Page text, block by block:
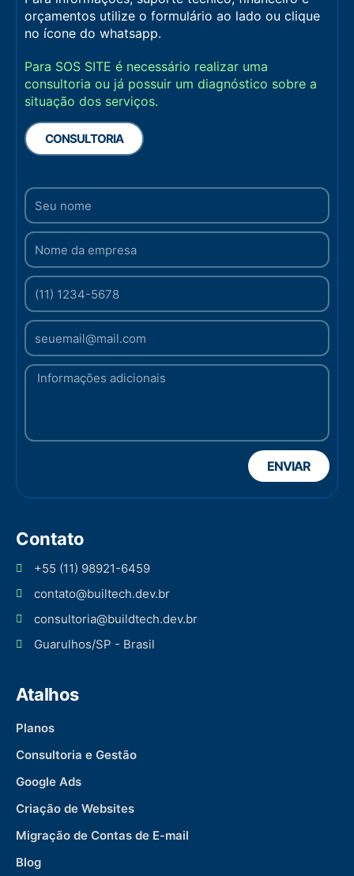
orçamentos utilize o formulário ao lado ou clique
no ícone do whatsapp.
Para SOS SITE é necessário realizar uma
consultoria ou já possuir um diagnóstico sobre a
situação dos serviços.
CONSULTORIA
ENVIAR
Atalhos
Planos
Consultoria e Gestão
Google Ads
Criação de Websites
Migração de Contas de E-mail
Blog
Contato
+55 (11) 98921-6459
contato@builtech.dev.br
consultoria@buildtech.dev.br
Guarulhos/SP - Brasil